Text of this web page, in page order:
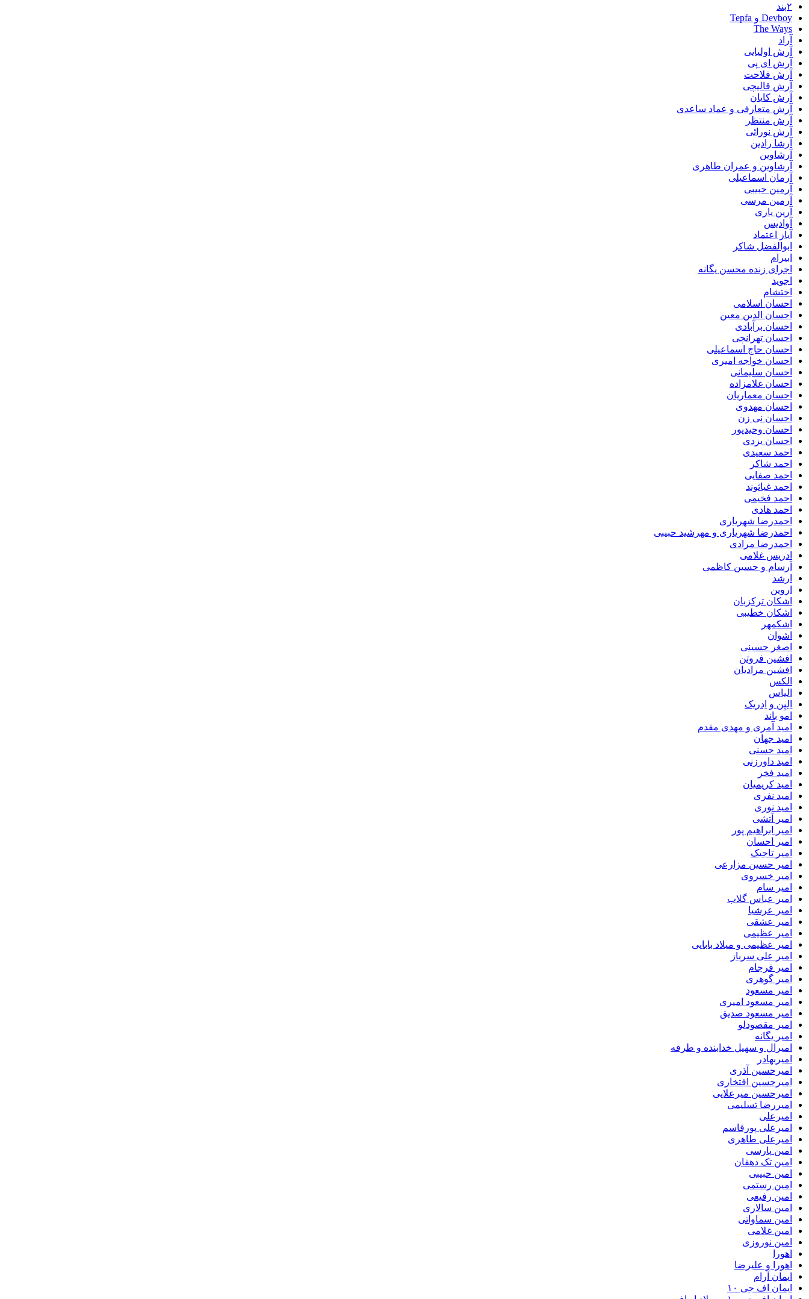
۲بند
Devboy و Tepfa
The Ways
آراد
آرش اولیایی
آرش ای پی
آرش فلاحت
آرش قالیچی
آرش کایان
آرش متعارفی و عماد ساعدی
آرش منتظر
آرش نورائی
آرشا رادین
آرشاوین
آرشاوین و عمران طاهری
آرمان اسماعیلی
آرمین حبیبی
آرمین مرسی
آرین یاری
آوادیس
آیاز اعتماد
ابوالفضل شاکر
ابیرام
اجرای زنده محسن یگانه
اجوید
احتشام
احسان اسلامی
احسان الدین معین
احسان برآبادی
احسان تهرانچی
احسان حاج اسماعیلی
احسان خواجه امیری
احسان سلیمانی
احسان غلامزاده
احسان معماریان
احسان مهدوی
احسان نی زن
احسان وحیدپور
احسان یزدی
احمد سعیدی
احمد شاکر
احمد صفایی
احمد غیاثوند
احمد فخیمی
احمد هادی
احمدرضا شهریاری
احمدرضا شهریاری و مهرشید حبیبی
احمدرضا مرادی
ادریس غلامی
اَرسام و حسین کاظمی
ارشد
اروین
اشکان ترکزبان
اشکان خطیبی
اشکمهر
اشوان
اصغر حسینی
افشین فروتن
افشین مرادیان
الکس
الیاس
اِلیِن و اِدریک
امو باند
امید آمری و مهدی مقدم
امید جهان
امید حسنی
امید داورزنی
امید فخر
امید کریمیان
امید نفری
امید نوری
امیر آتشی
امیر ابراهیم پور
امیر احسان
امیر تاجیک
امیر حسین مزارعی
امیر خسروی
امیر سام
امیر عباس گلاب
امیر عرشیا
امیر عشقی
امیر عظیمی
امیر عظیمی و میلاد بابایی
امیر علی سرباز
امیر فرجام
امیر گوهری
امیر مسعود
امیر مسعود امیری
امیر مسعود صدیق
امیر مقصودلو
امیر یگانه
امیرال و سهیل خدابنده و طرفه
امیربهادر
امیرحسین آذری
امیرحسین افتخاری
امیرحسین میرعلایی
امیررضا تسلیمی
امیرعلی
امیرعلی پورقاسم
امیرعلی طاهری
امین پارسی
امین تک دهقان
امین حبیبی
امین رستمی
امین رفیعی
امین سالاری
امین سماواتی
امین غلامی
امین نوروزی
اهورا
اهورا و علیرضا
ایمان آرام
ایمان اف جی ۱۰